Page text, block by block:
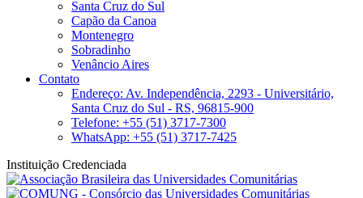
Santa Cruz do Sul
Capão da Canoa
Montenegro
Sobradinho
Venâncio Aires
Contato
Endereço: Av. Independência, 2293 - Universitário,
Santa Cruz do Sul - RS, 96815-900
Telefone: +55 (51) 3717-7300
WhatsApp: +55 (51) 3717-7425
Instituição Credenciada